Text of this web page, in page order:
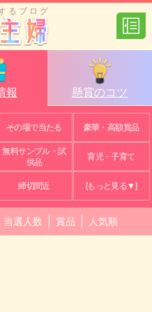
るブログ
報 懸賞のコツ
その場で当たる 豪華・高額賞品
無料サンプル・試
供品
育児・子育て
締切間近 [もっと見る▼]
当選人数 賞品 人気順